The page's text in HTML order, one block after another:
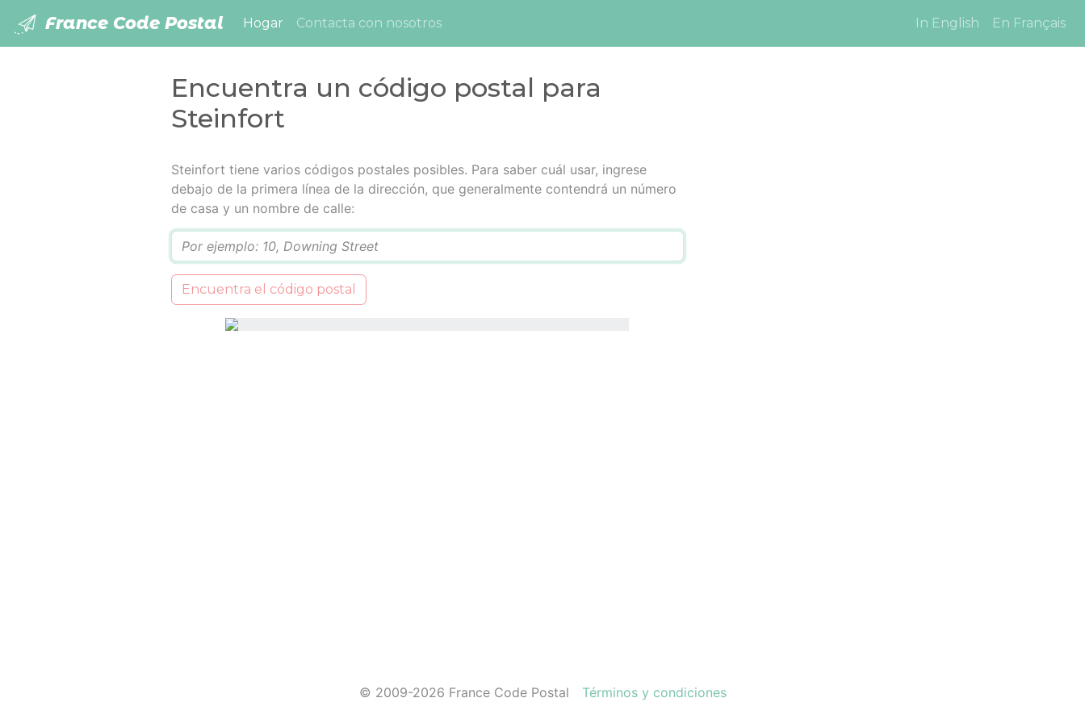
France Code Postal Hogar (current)
Contacta con nosotros In English En Français
Encuentra un código postal para
Steinfort
Steinfort tiene varios códigos postales posibles. Para saber cuál usar, ingrese
debajo de la primera línea de la dirección, que generalmente contendrá un número
de casa y un nombre de calle:
Encuentra el código postal
© 2009-2026 France Code Postal Términos y condiciones